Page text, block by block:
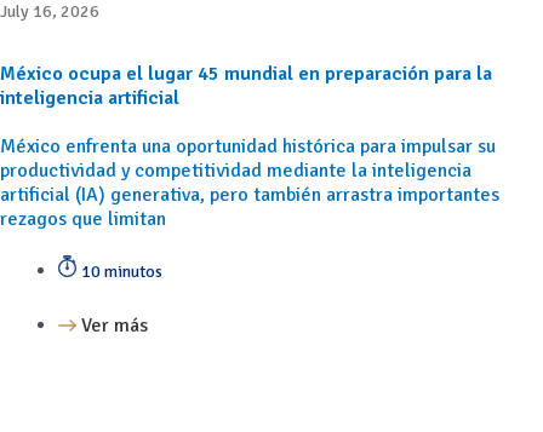
July 16, 2026
México ocupa el lugar 45 mundial en preparación para la
inteligencia artificial
México enfrenta una oportunidad histórica para impulsar su
productividad y competitividad mediante la inteligencia
artificial (IA) generativa, pero también arrastra importantes
rezagos que limitan
10 minutos
Ver más